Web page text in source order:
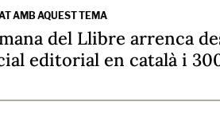
AMB AQUEST TEMA
del Llibre arrenca
editorial en català i